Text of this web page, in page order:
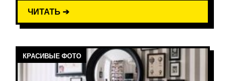
ЧИТАТЬ ➔
КРАСИВЫЕ ФОТО